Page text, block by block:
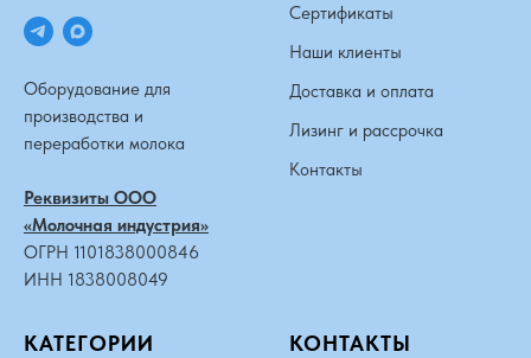
Оборудование для
производства и
переработки молока
Реквизиты ООО
«Молочная индустрия»
ОГРН 1101838000846
ИНН 1838008049
Сертификаты
Наши клиенты
Доставка и оплата
Лизинг и рассрочка
Контакты
КАТЕГОРИИ КОНТАКТЫ